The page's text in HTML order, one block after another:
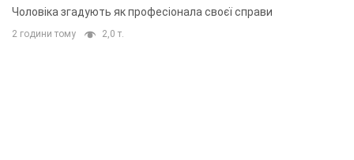
Чоловіка згадують як професіонала своєї справи
2 години тому 2,0 т.